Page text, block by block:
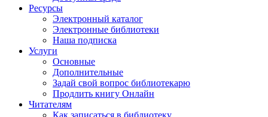
Ресурсы
Электронный каталог
Электронные библиотеки
Наша подписка
Услуги
Основные
Дополнительные
Задай свой вопрос библиотекарю
Продлить книгу Онлайн
Читателям
Как записаться в библиотеку